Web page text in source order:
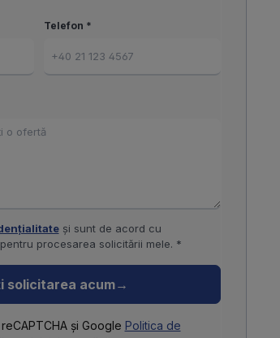
Telefon *
și sunt de acord cu
procesarea solicitării mele. *
solicitarea acum→
și Google Politica de